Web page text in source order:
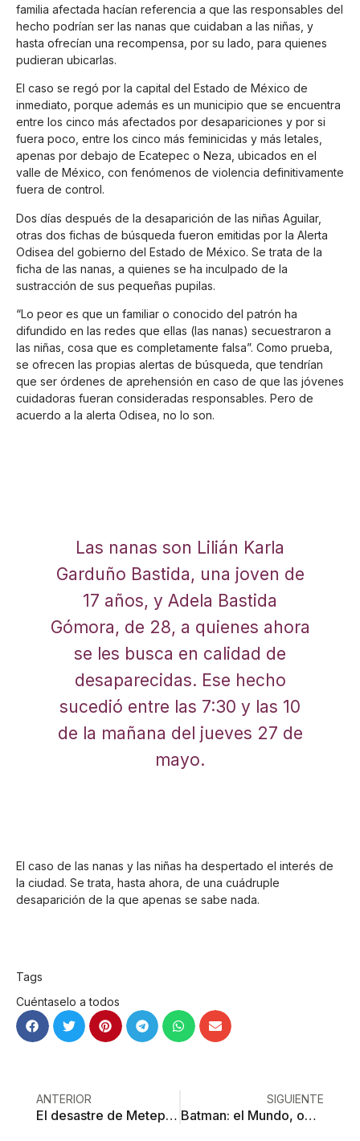
familia afectada hacían referencia a que las responsables del
hecho podrían ser las nanas que cuidaban a las niñas, y
hasta ofrecían una recompensa, por su lado, para quienes
pudieran ubicarlas.
El caso se regó por la capital del Estado de México de
inmediato, porque además es un municipio que se encuentra
entre los cinco más afectados por desapariciones y por si
fuera poco, entre los cinco más feminicidas y más letales,
apenas por debajo de Ecatepec o Neza, ubicados en el
valle de México, con fenómenos de violencia definitivamente
fuera de control.
Dos días después de la desaparición de las niñas Aguilar,
otras dos fichas de búsqueda fueron emitidas por la Alerta
Odisea del gobierno del Estado de México. Se trata de la
ficha de las nanas, a quienes se ha inculpado de la
sustracción de sus pequeñas pupilas.
“Lo peor es que un familiar o conocido del patrón ha
difundido en las redes que ellas (las nanas) secuestraron a
las niñas, cosa que es completamente falsa”. Como prueba,
se ofrecen las propias alertas de búsqueda, que tendrían
que ser órdenes de aprehensión en caso de que las jóvenes
cuidadoras fueran consideradas responsables. Pero de
acuerdo a la alerta Odisea, no lo son.
Las nanas son Lilián Karla
Garduño Bastida, una joven de
17 años, y Adela Bastida
Gómora, de 28, a quienes ahora
se les busca en calidad de
desaparecidas. Ese hecho
sucedió entre las 7:30 y las 10
de la mañana del jueves 27 de
mayo.
El caso de las nanas y las niñas ha despertado el interés de
la ciudad. Se trata, hasta ahora, de una cuádruple
desaparición de la que apenas se sabe nada.
Tags
Cuéntaselo a todos
ANTERIOR
El desastre de Metepec
SIGUIENTE
Batman: el Mundo, obra de un toluqueño